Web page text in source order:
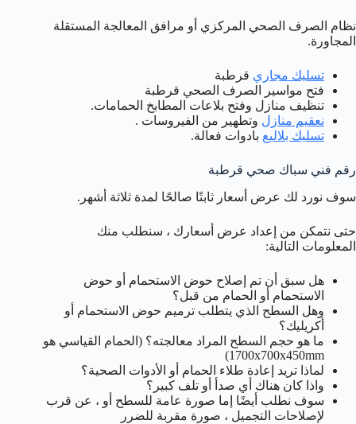
نظام الصرف الصحي المركزي أو مرافق المعالجة المستقلة
المجاورة.
تسليك مجاري قرطبة
فتح مواسير الصرف الصحي قرطبة
تنظيف منازل وفتح بلاعات المطابخ الحمامات.
نعقيم منازل وتطهير من الفيروسات .
تسليك بلاليع بادوات فعالة.
رقم فني سباك صحي قرطبة
سوف نورد لك عرض أسعار ثابتًا صالحًا لمدة ثلاثة أشهر.
حتى نتمكن من إعداد عرض أسعارك ، سنطلب منك
المعلومات التالية:
هل سبق أن تم إصلاح حوض الاستحمام أو حوض
الاستحمام أو الحمام من قبل؟
وهل السطح الذي يتطلب ترميم حوض الاستحمام أو
أكريليك؟
ما هو حجم السطح المراد معالجته؟ (الحمام القياسي هو
1700x700x450mm)
لماذا تريد إعادة طلاء الحمام أو الأدوات الصحية؟
واذا كان هناك أي صدأ أو تلف كبير؟
سوف نطلب أيضًا إما صورة عامة للسطح أو ، عن قرب
لإصلاحات التجميل ، صورة مقربة للضرر